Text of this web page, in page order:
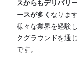
スからもデリバリ
ースが多く なりま
様々な業界を経験
クグラウンドを通
です。